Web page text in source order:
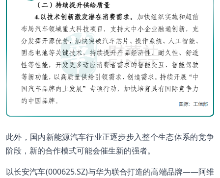
此外，国内新能源汽车行业正逐步步入整个生态体系的竞争
阶段，新的合作模式可能会催生新的强者。
以长安汽车(000625.SZ)与华为联合打造的高端品牌——阿维